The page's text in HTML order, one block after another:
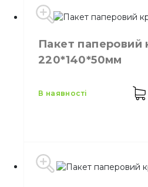
Колір
Розмір
Пакет паперовий
220*140*50мм
в наявності